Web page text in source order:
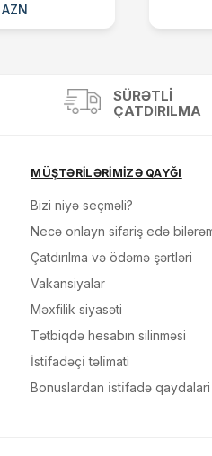
AZN
SÜRƏTLI
ÇATDIRILMA
MÜŞTƏRİLƏRİMİZƏ QAYĞI
Bizi niyə seçməli?
Necə onlayn sifariş edə
Çatdırılma və ödəmə şərtləri
Vakansiyalar
Məxfilik siyasəti
Tətbiqdə hesabın silinməsi
İsti̇fadəçi̇ təli̇mati
Bonuslardan i̇sti̇fadə qaydalari